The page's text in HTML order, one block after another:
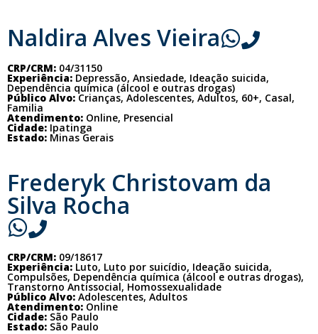
Naldira Alves Vieira
CRP/CRM: 04/31150
Experiência: Depressão, Ansiedade, Ideação suicida,
Dependência química (álcool e outras drogas)
Público Alvo: Crianças, Adolescentes, Adultos, 60+, Casal,
Familia
Atendimento: Online, Presencial
Cidade: Ipatinga
Estado: Minas Gerais
Frederyk Christovam da
Silva Rocha
CRP/CRM: 09/18617
Experiência: Luto, Luto por suicídio, Ideação suicida,
Compulsões, Dependência química (álcool e outras drogas),
Transtorno Antissocial, Homossexualidade
Público Alvo: Adolescentes, Adultos
Atendimento: Online
Cidade: São Paulo
Estado: São Paulo